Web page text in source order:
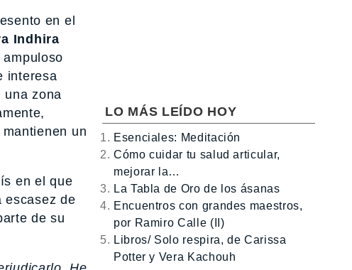
en el
Indhira
interesa
una zona
un
en el que
escasez de
de su
LO MÁS LEÍDO HOY
Esenciales: Meditación
Cómo cuidar tu salud articular,
mejorar la…
La Tabla de Oro de los ásanas
Encuentros con grandes maestros,
por Ramiro Calle (II)
Libros/ Solo respira, de Carissa
Potter y Vera Kachouh